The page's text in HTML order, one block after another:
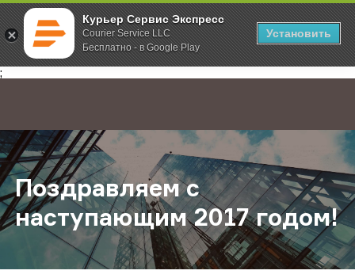
Курьер Сервис Экспресс
Courier Service LLC
Бесплатно - в Google Play
Установить
;
Главная О компании Новости Поздравляем с наступающим
Поздравляем с
наступающим 2017 годом!